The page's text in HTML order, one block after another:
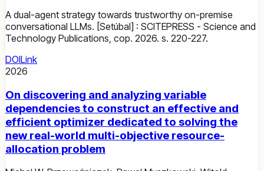
A dual-agent strategy towards trustworthy on-premise
conversational LLMs. [Setúbal] : SCITEPRESS - Science and
Technology Publications, cop. 2026. s. 220-227.
DOILink
2026
On discovering and analyzing variable
dependencies to construct an effective and
efficient optimizer dedicated to solving the
new real-world multi-objective resource-
allocation problem